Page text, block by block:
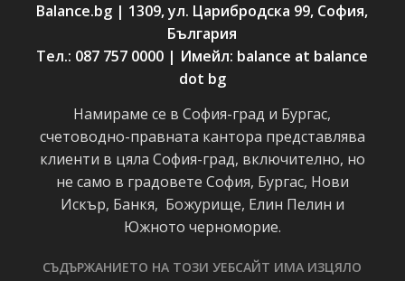
Balance.bg | 1309, ул. Царибродска 99, София,
България
Тел.: 087 757 0000 | Имейл: balance at balance
dot bg
Намираме се в София-град и Бургас,
счетоводно-правната кантора представлява
клиенти в цяла София-град, включително, но
не само в градовете София, Бургас, Нови
Искър, Банкя, Божурище, Елин Пелин и
Южното черноморие.
СЪДЪРЖАНИЕТО НА ТОЗИ УЕБСАЙТ ИМА ИЗЦЯЛО